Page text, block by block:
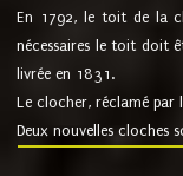
En 1792, le toit de la
nécessaires le toit doit
livrée en 1831.
Le clocher, réclamé par
Deux nouvelles cloches